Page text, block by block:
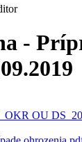
-
OU